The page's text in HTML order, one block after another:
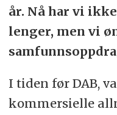
år. Nå har vi
lenger, men vi
I tiden før DAB,
kommersielle